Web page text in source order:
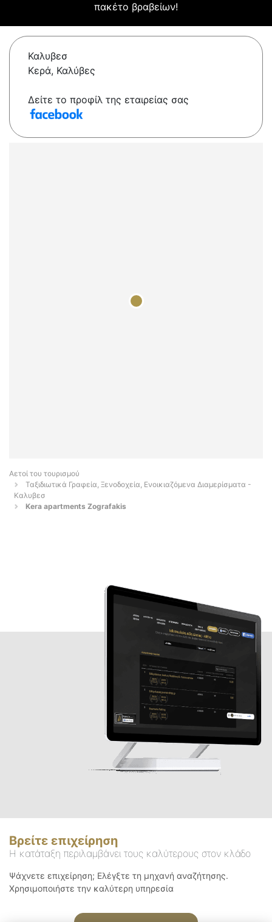
πακέτο βραβείων!
Καλυβεσ
Κερά, Καλύβες
Δείτε το προφίλ της εταιρείας σας
Αετοί του τουρισμού
Ταξιδιωτικά Γραφεία, Ξενοδοχεία, Ενοικιαζόμενα Διαμερίσματα -
Καλυβεσ
Kera apartments Zografakis
Βρείτε επιχείρηση
Η κατάταξη περιλαμβάνει τους καλύτερους στον κλάδο
Ψάχνετε επιχείρηση; Ελέγξτε τη μηχανή αναζήτησης.
Χρησιμοποιήστε την καλύτερη υπηρεσία